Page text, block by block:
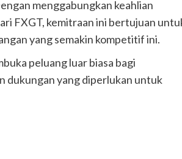
menggabungkan keahlian
FXGT, kemitraan ini bertujuan
yang semakin kompetitif ini.
peluang luar biasa bagi
dukungan yang diperlukan untuk